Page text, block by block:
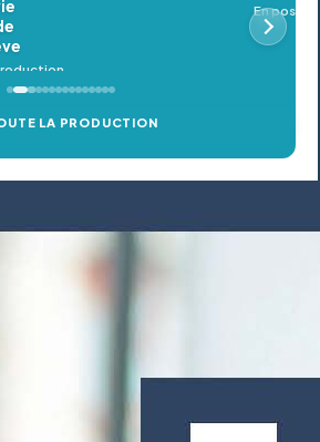
LA PRODUCTION